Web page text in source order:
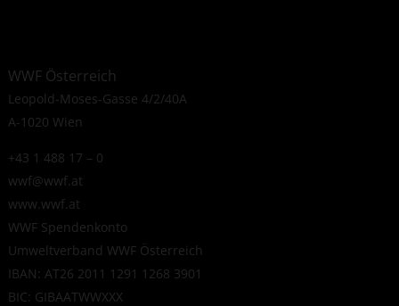
WWF Österreich
Leopold-Moses-Gasse 4/2/40A
A-1020 Wien
+43 1 488 17 – 0
wwf@wwf.at
www.wwf.at
WWF Spendenkonto
Umweltverband WWF Österreich
IBAN: AT26 2011 1291 1268 3901
BIC: GIBAATWWXXX